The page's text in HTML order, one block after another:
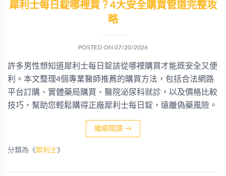
犀利士每日錠哪裡買？4大安全購買管道完整攻
略
POSTED ON 07/20/2026
許多男性想知道犀利士每日錠該從哪裡購買才能既安全又便
利。本文整理4個專業醫師推薦的購買方法，包括合法網路
平台訂購、實體藥局購買、醫院泌尿科就診，以及價格比較
技巧，幫助您輕鬆購得正廠犀利士每日錠，遠離偽藥風險。
繼續閱讀 →
分類為《犀利士》